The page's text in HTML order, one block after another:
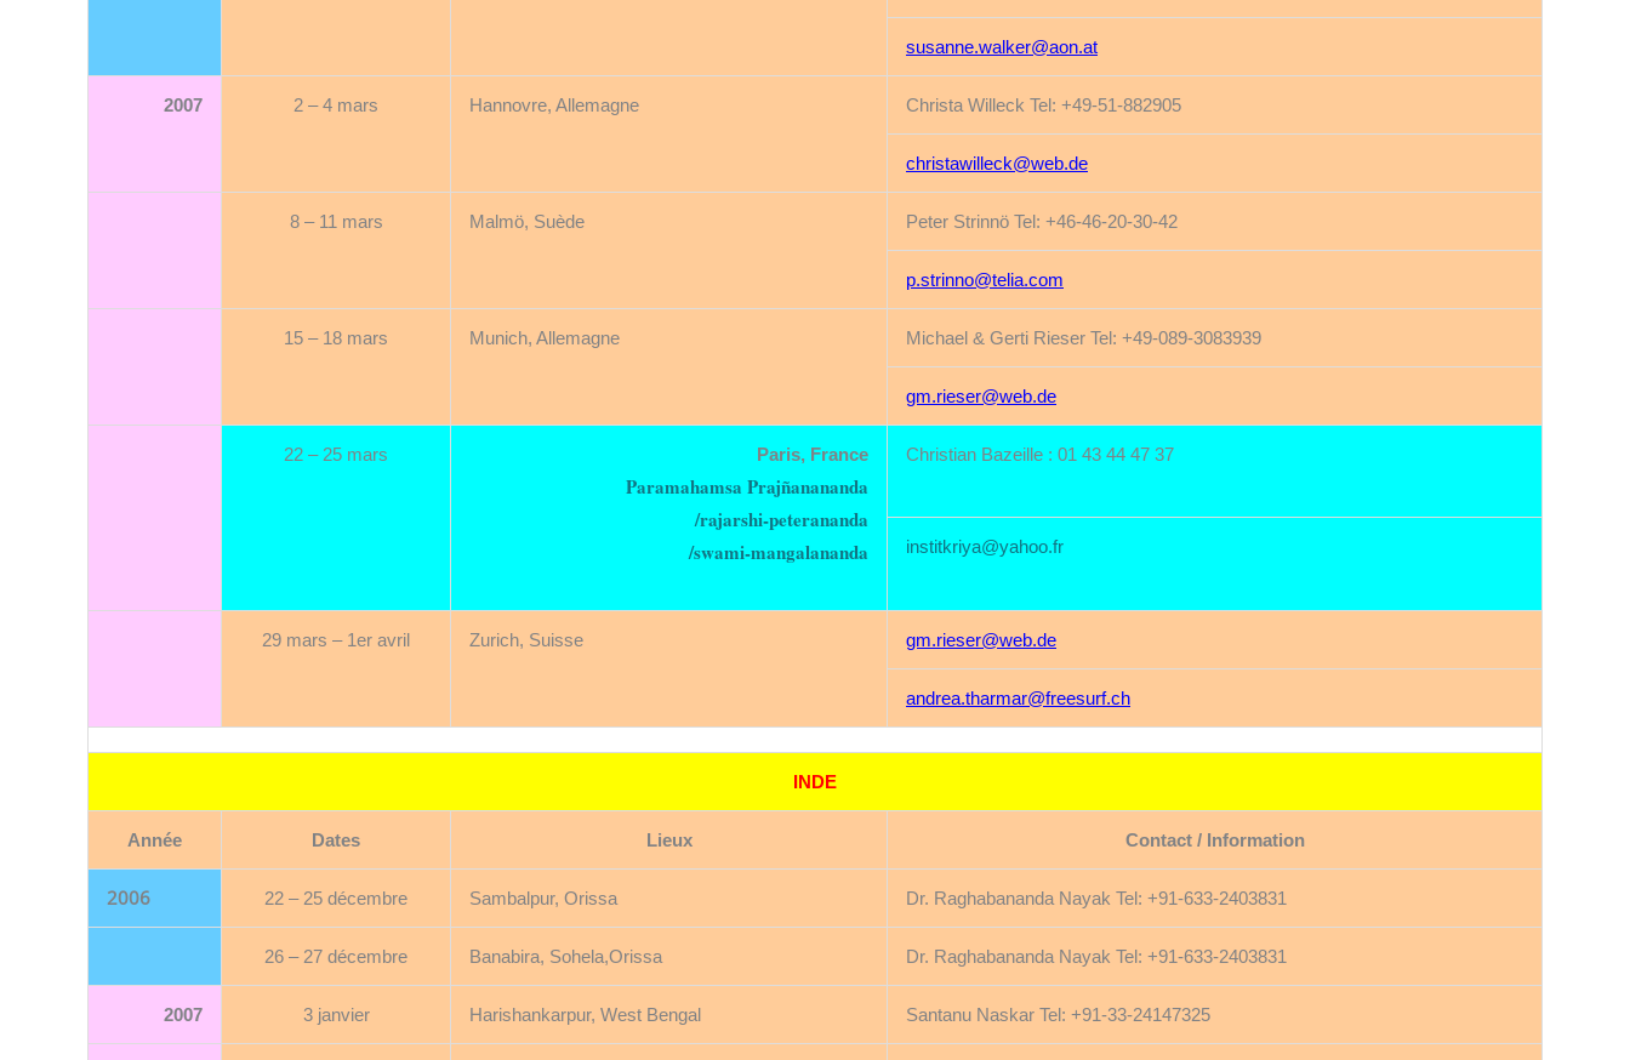
susanne.walker@aon.at
2007 2 – 4 mars Hannovre, Allemagne Christa Willeck Tel: +49-51-882905
christawilleck@web.de
8 – 11 mars Malmö, Suède Peter Strinnö Tel: +46-46-20-30-42
p.strinno@telia.com
15 – 18 mars Munich, Allemagne Michael & Gerti Rieser Tel: +49-089-3083939
gm.rieser@web.de
22 – 25 mars Paris, France
Paramahamsa Prajñanananda
/rajarshi-peterananda
/swami-mangalananda
Christian Bazeille : 01 43 44 47 37
institkriya@yahoo.fr
29 mars – 1er avril Zurich, Suisse gm.rieser@web.de
andrea.tharmar@freesurf.ch
INDE
Année Dates Lieux Contact / Information
2006 22 – 25 décembre Sambalpur, Orissa Dr. Raghabananda Nayak Tel: +91-633-2403831
26 – 27 décembre Banabira, Sohela,Orissa Dr. Raghabananda Nayak Tel: +91-633-2403831
2007 3 janvier Harishankarpur, West Bengal Santanu Naskar Tel: +91-33-24147325